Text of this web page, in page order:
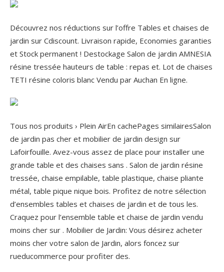
Découvrez nos réductions sur l’offre Tables et chaises de
jardin sur Cdiscount. Livraison rapide, Economies garanties
et Stock permanent ! Destockage Salon de jardin AMNESIA
résine tressée hauteurs de table : repas et. Lot de chaises
TETI résine coloris blanc Vendu par Auchan En ligne.
Tous nos produits › Plein AirEn cachePages similairesSalon
de jardin pas cher et mobilier de jardin design sur
Lafoirfouille. Avez-vous assez de place pour installer une
grande table et des chaises sans . Salon de jardin résine
tressée, chaise empilable, table plastique, chaise pliante
métal, table pique nique bois. Profitez de notre sélection
d’ensembles tables et chaises de jardin et de tous les.
Craquez pour l’ensemble table et chaise de jardin vendu
moins cher sur . Mobilier de Jardin: Vous désirez acheter
moins cher votre salon de Jardin, alors foncez sur
rueducommerce pour profiter des.